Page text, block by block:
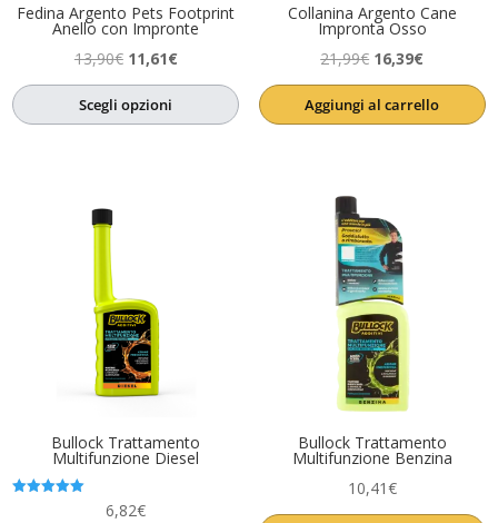
Fedina Argento Pets Footprint
Anello con Impronte
13,90€ Il
prezzo
originale
11,61€Il
prezzo
Scegli opzioni
Collanina Argento Cane
Impronta Osso
21,99€ Il
prezzo
originale
16,39€Il
prezzo
attuale
Aggiungi al carrello
Bullock Trattamento
Multifunzione Diesel
6,82€
Bullock Trattamento
Multifunzione Benzina
10,41€